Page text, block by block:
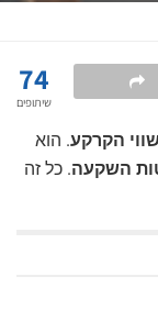
74
שיתופים
הקרקע. הוא
השקעה. כל זה